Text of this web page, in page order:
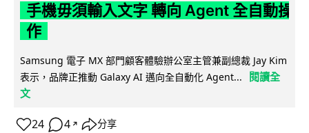
手機毋須輸入文字 轉向 Agent 全自動操
作
Samsung 電子 MX 部門顧客體驗辦公室主管兼副總裁 Jay Kim
表示，品牌正推動 Galaxy AI 邁向全自動化 Agent...
閱讀全
文
24 4 ↗ 分享